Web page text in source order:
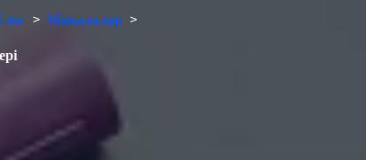
> Мақалалар >